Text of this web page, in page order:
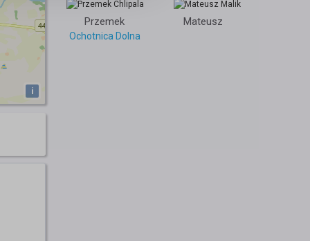
i
Przemek
Ochotnica Dolna
Mateusz